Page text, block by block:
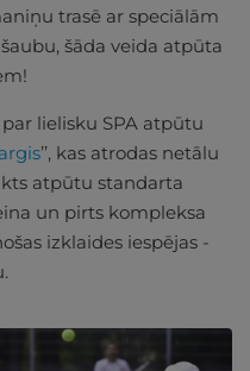
trasē ar speciālām
šāda veida atpūta
lielisku SPA atpūtu
’’, kas atrodas netālu
atpūtu standarta
un pirts kompleksa
izklaides iespējas -